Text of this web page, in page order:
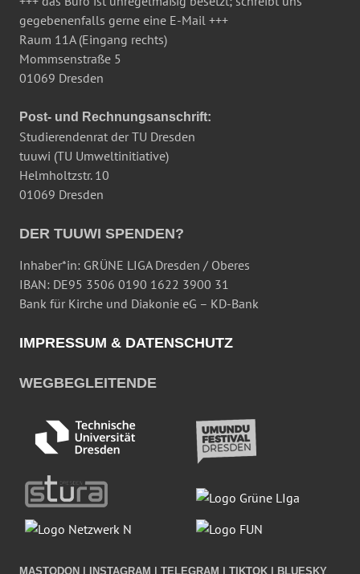
gegebenenfalls gerne eine E-Mail +++
Raum 11A (Eingang rechts)
Mommsenstraße 5
01069 Dresden
Post- und Rechnungsanschrift:
Studierendenrat der TU Dresden
tuuwi (TU Umweltinitiative)
Helmholtzstr. 10
01069 Dresden
DER TUUWI SPENDEN?
Inhaber*in: GRÜNE LIGA Dresden / Oberes
IBAN: DE95 3506 0190 1622 3900 31
Bank für Kirche und Diakonie eG – KD-Bank
IMPRESSUM & DATENSCHUTZ
WEGBEGLEITENDE
MASTODON | INSTAGRAM | TELEGRAM | TIKTOK | BLUESKY